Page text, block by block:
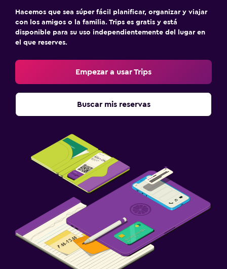
Cámaras CCTV en el exterior
Hacemos que sea súper fácil planificar, organizar y viajar
con los amigos o la familia. Trips es gratis y está
disponible para su uso independientemente del lugar en
el que reserves.
Empezar a usar Trips
Buscar mis reservas